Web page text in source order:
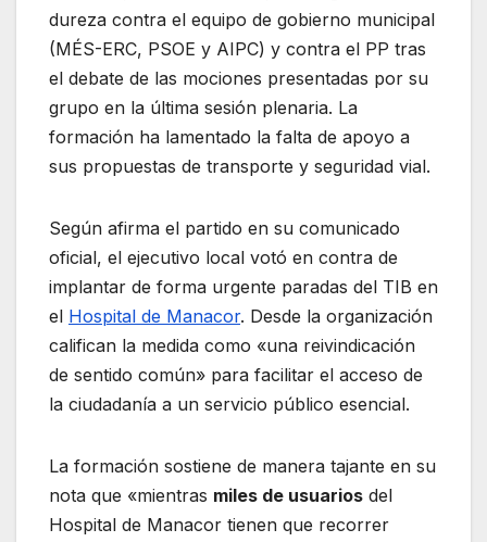
dureza contra el equipo de gobierno municipal
(MÉS-ERC, PSOE y AIPC) y contra el PP tras
el debate de las mociones presentadas por su
grupo en la última sesión plenaria. La
formación ha lamentado la falta de apoyo a
sus propuestas de transporte y seguridad vial.
Según afirma el partido en su comunicado
oficial, el ejecutivo local votó en contra de
implantar de forma urgente paradas del TIB en
el Hospital de Manacor. Desde la organización
califican la medida como «una reivindicación
de sentido común» para facilitar el acceso de
la ciudadanía a un servicio público esencial.
La formación sostiene de manera tajante en su
nota que «mientras miles de usuarios del
Hospital de Manacor tienen que recorrer